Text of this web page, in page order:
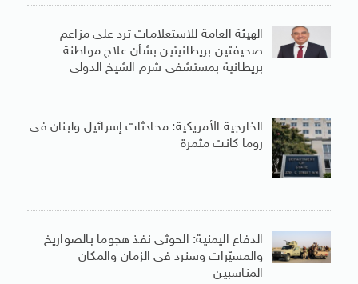
الهيئة العامة للاستعلامات ترد على مزاعم
صحيفتين بريطانيتين بشأن علاج مواطنة
بريطانية بمستشفى شرم الشيخ الدولى
الخارجية الأمريكية: محادثات إسرائيل ولبنان فى
روما كانت مثمرة
الدفاع اليمنية: الحوثى نفذ هجوما بالصواريخ
والمسيّرات وسنرد فى الزمان والمكان
المناسبين